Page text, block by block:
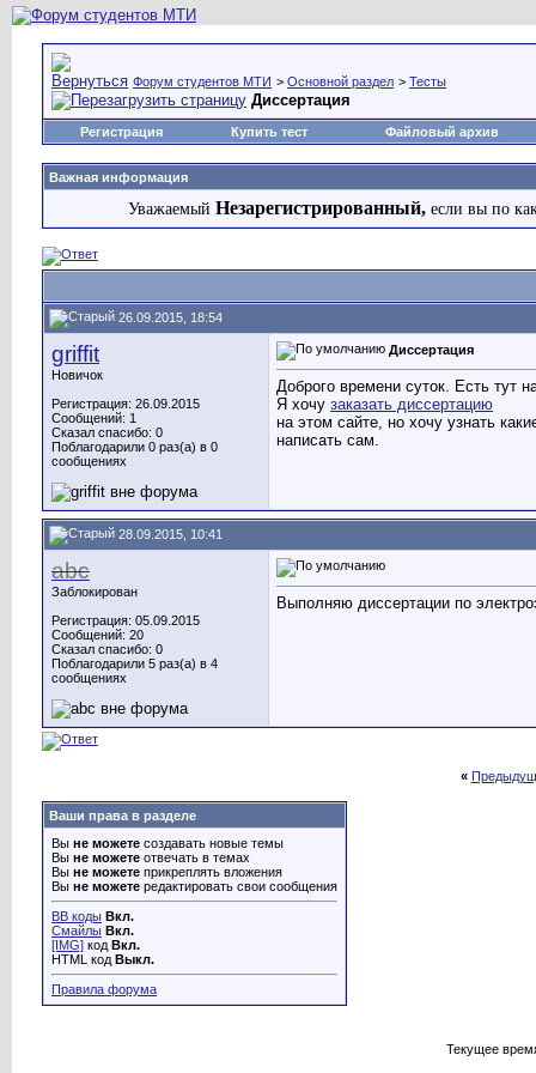
Форум студентов МТИ > Основной раздел > Тесты
Диссертация
Регистрация Купить тест Файловый архив
Важная информация
Уважаемый Незарегистрированный, если вы по
26.09.2015, 18:54
griffit
Новичок
Регистрация: 26.09.2015
Сообщений: 1
Сказал спасибо: 0
Поблагодарили 0 раз(а) в 0
сообщениях
Диссертация
Доброго времени суток. Есть тут
Я хочу заказать диссертацию
на этом сайте, но хочу узнать
написать сам.
28.09.2015, 10:41
abc
Заблокирован
Регистрация: 05.09.2015
Сообщений: 20
Сказал спасибо: 0
Поблагодарили 5 раз(а) в 4
сообщениях
Выполняю диссертации по
«
Ваши права в разделе
Вы не можете создавать новые темы
Вы не можете отвечать в темах
Вы не можете прикреплять вложения
Вы не можете редактировать свои сообщения
BB коды Вкл.
Смайлы Вкл.
[IMG] код Вкл.
HTML код Выкл.
Правила форума
Текущее